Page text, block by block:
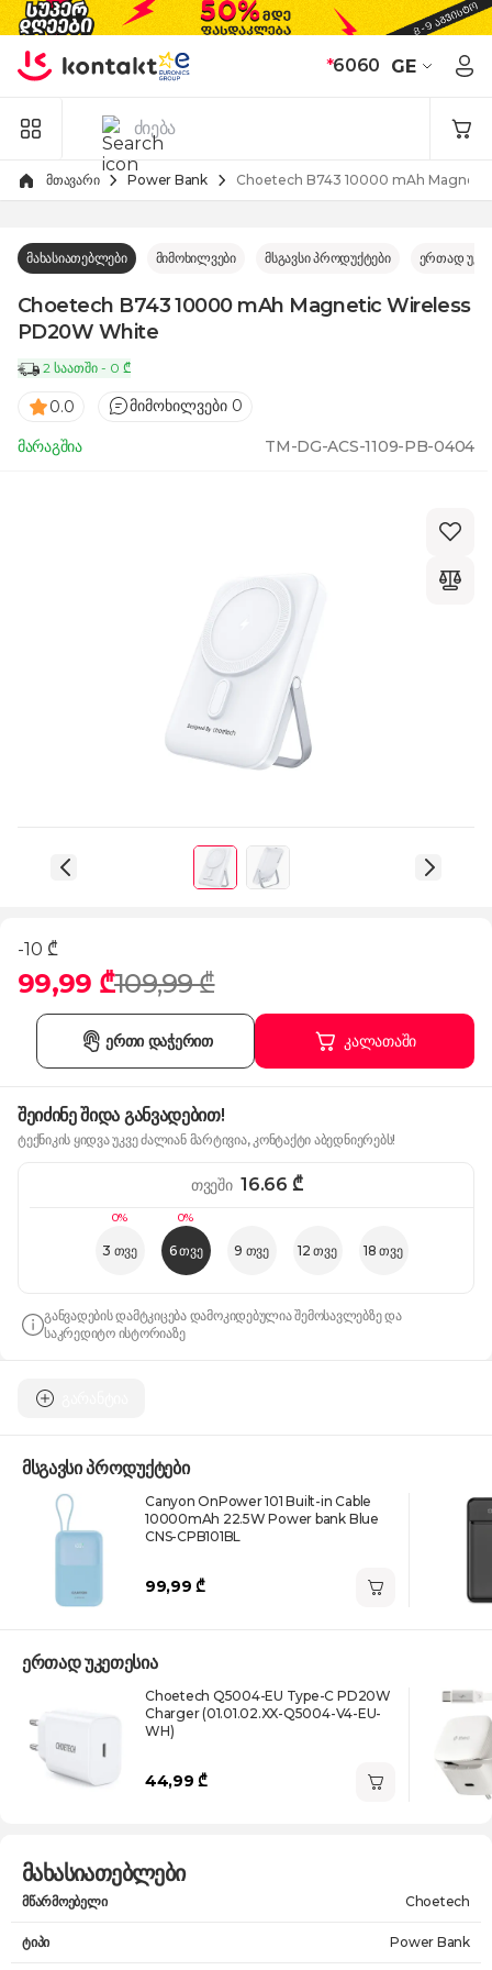
Skip to Content
*6060 GE
მთავარი Power Bank Choetech B743 10000 mAh
მახასიათებლები მიმოხილვები მსგავსი პროდუქტები ერთად
Choetech B743 10000 mAh Magnetic Wireless
PD20W White
2 საათში - 0 ₾
0.0 მიმოხილვები 0
მარაგშია TM-DG-ACS-1109-PB-0404
-10 ₾
99,99 ₾109,99 ₾
კალათაში
ერთი დაჭერით
შეიძინე შიდა განვადებით!
ტექნიკის ყიდვა უკვე ძალიან მარტივია, კონტაქტი აბედნიერებს!
0%
3 თვე
0%
6 თვე 9 თვე 12 თვე 18 თვე
თვეში 16.66 ₾
განვადების დამტკიცება დამოკიდებულია შემოსავლებზე და
საკრედიტო ისტორიაზე
მსგავსი პროდუქტები
Canyon OnPower 101 Built-in Cable
10000mAh 22.5W Power bank Blue
CNS-CPB101BL
99,99 ₾
ერთად უკეთესია
Choetech Q5004-EU Type-C PD20W
Charger (01.01.02.XX-Q5004-V4-EU-
WH)
44,99 ₾
მახასიათებლები
მწარმოებელი Choetech
ტიპი Power Bank